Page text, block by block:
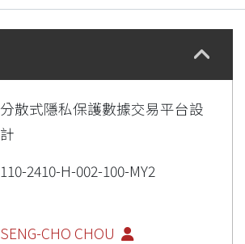
Details
分散式隱私保護數據交易平台設
計
110-2410-H-002-100-MY2
SENG-CHO CHOU